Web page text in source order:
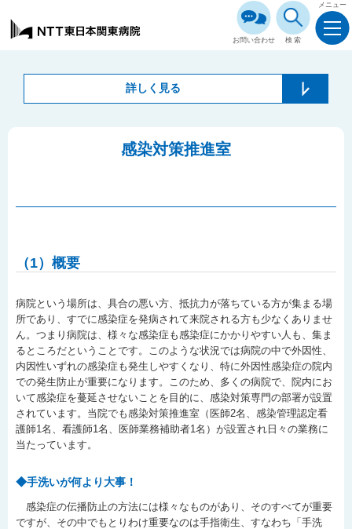
お問い合わせ 検索
メニュー
詳しく見る
感染対策推進室
（1）概要
病院という場所は、具合の悪い方、抵抗力が落ちている方が集まる場
所であり、すでに感染症を発病されて来院される方も少なくありませ
ん。つまり病院は、様々な感染症も感染症にかかりやすい人も、集ま
るところだということです。このような状況では病院の中で外因性、
内因性いずれの感染症も発生しやすくなり、特に外因性感染症の院内
での発生防止が重要になります。このため、多くの病院で、院内にお
いて感染症を蔓延させないことを目的に、感染対策専門の部署が設置
されています。当院でも感染対策推進室（医師2名、感染管理認定看
護師1名、看護師1名、医師業務補助者1名）が設置され日々の業務に
当たっています。
◆手洗いが何より大事！
感染症の伝播防止の方法には様々なものがあり、そのすべてが重要
ですが、その中でもとりわけ重要なのは手指衛生、すなわち「手洗